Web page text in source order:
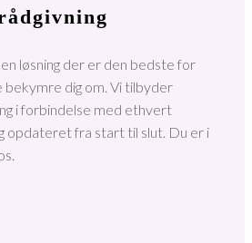
løsning der er den bedste for
bekymre dig om. Vi tilbyder
i forbindelse med ethvert
opdateret fra start til slut. Du er i